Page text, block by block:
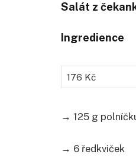
Salát z
Ingredience
176 Kč
→ 125 g
→ 6 ředkviček